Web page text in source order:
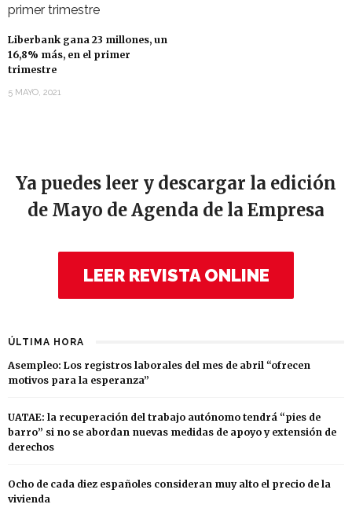
Liberbank gana 23 millones, un
16,8% más, en el primer
trimestre
5 MAYO, 2021
Ya puedes leer y descargar la edición
de Mayo de Agenda de la Empresa
LEER REVISTA ONLINE
ÚLTIMA HORA
Asempleo: Los registros laborales del mes de abril “ofrecen
motivos para la esperanza”
UATAE: la recuperación del trabajo autónomo tendrá “pies de
barro” si no se abordan nuevas medidas de apoyo y extensión de
derechos
Ocho de cada diez españoles consideran muy alto el precio de la
vivienda